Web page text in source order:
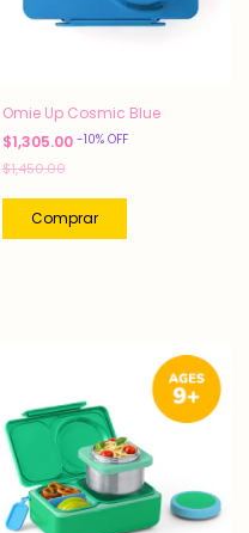
Omie Up Cosmic Blue
$1,305.00 -10% OFF
$1,450.00